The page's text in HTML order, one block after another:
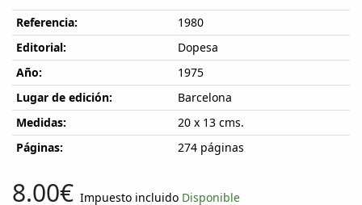
Referencia:
1980
Editorial:
Dopesa
Año:
1975
Lugar de edición:
Barcelona
Medidas:
20 x 13 cms.
Páginas:
274 páginas
8.00€ Impuesto incluido Disponible